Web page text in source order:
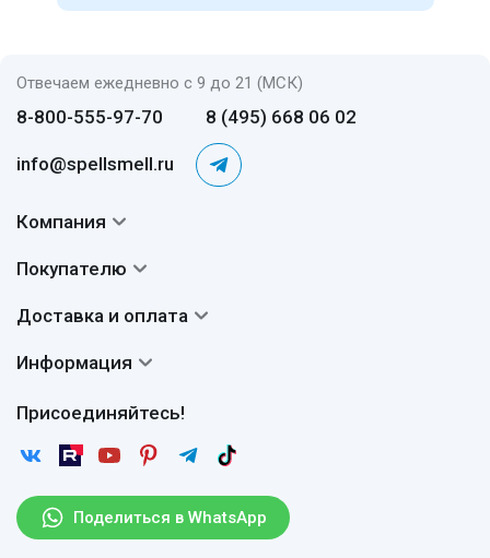
Отвечаем ежедневно с 9 до 21 (МСК)
8-800-555-97-70 8 (495) 668 06 02
info@spellsmell.ru
Поделиться в WhatsApp
Присоединяйтесь!
Компания
Авторы
Сертификаты
Покупателю
Вопросы и ответы
Отзывы
Статьи
Рассылка
Доставка и оплата
Доставка
Возврат
Информация
Пользовательское соглашение
Защита персональных данных
Правила продажи товаров (Постановление Правительства